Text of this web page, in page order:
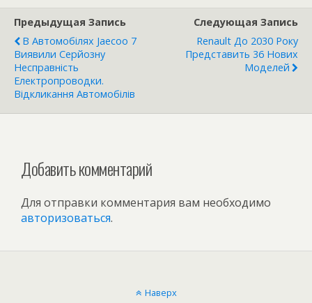
Предыдущая Запись
В Автомобілях Jaecoo 7
Виявили Серйозну
Несправність
Електропроводки.
Відкликання Автомобілів
Следующая Запись
Renault До 2030 Року
Представить 36 Нових
Моделей
Добавить комментарий
Для отправки комментария вам необходимо
авторизоваться.
Наверх